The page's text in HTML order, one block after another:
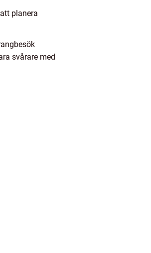
planera
svårare med